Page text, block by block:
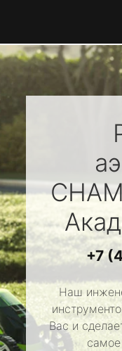
+7
Наш
Вас и